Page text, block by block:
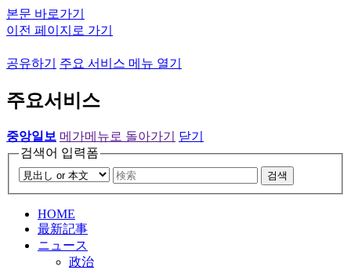
본문 바로가기
이전 페이지로 가기
공유하기 주요 서비스 메뉴 열기
주요서비스
중앙일보 메가메뉴로 돌아가기
닫기
검색어 입력폼
검색
HOME
最新記事
ニュース
政治